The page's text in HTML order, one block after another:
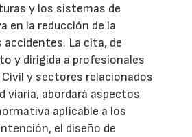
y los sistemas de
en la reducción de la
accidentes. La cita, de
y dirigida a profesionales
y sectores relacionados
viaria, abordará aspectos
aplicable a los
el diseño de